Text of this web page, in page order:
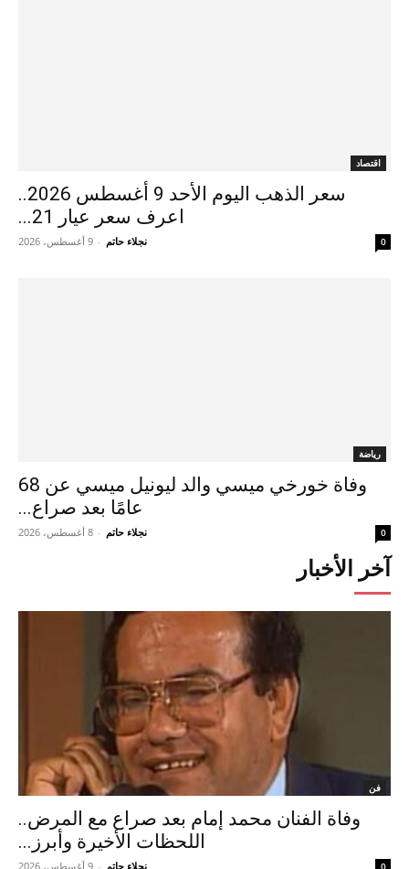
اقتصاد
سعر الذهب اليوم الأحد 9 أغسطس 2026..
اعرف سعر عيار 21...
نجلاء حاتم - 9 أغسطس، 2026 0
رياضة
وفاة خورخي ميسي والد ليونيل ميسي عن 68
عامًا بعد صراع...
نجلاء حاتم - 8 أغسطس، 2026 0
آخر الأخبار
فن
وفاة الفنان محمد إمام بعد صراع مع المرض..
اللحظات الأخيرة وأبرز...
نجلاء حاتم - 9 أغسطس، 2026 0